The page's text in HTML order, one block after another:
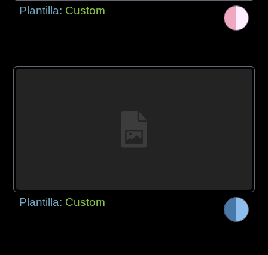
Plantilla: Custom
Plantilla: Custom